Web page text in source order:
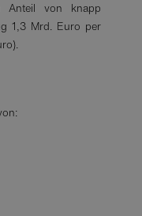
Anteil von knapp
1,3 Mrd. Euro per